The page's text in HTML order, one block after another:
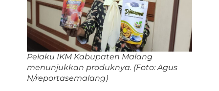
Pelaku IKM Kabupaten Malang
menunjukkan produknya. (Foto: Agus
N/reportasemalang)